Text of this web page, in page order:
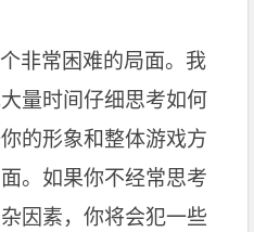
非常困难的局面。我
量时间仔细思考如何
的形象和整体游戏方
。如果你不经常思考
因素，你将会犯一些